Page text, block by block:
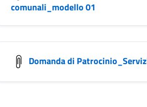
comunali_modello 01
Domanda di